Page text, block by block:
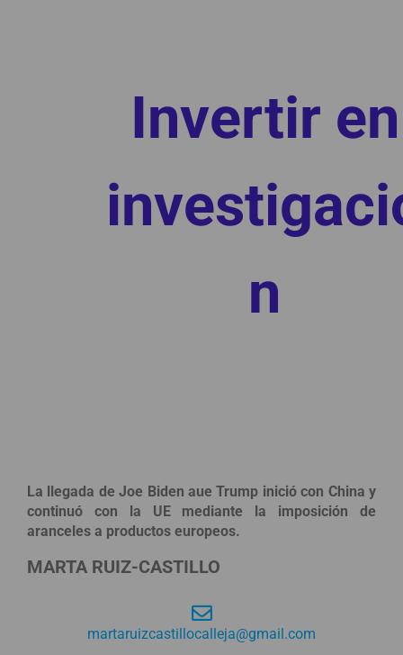
Invertir en
n
La llegada de Joe Biden aue Trump inició con China y
continuó con la UE mediante la imposición de
aranceles a productos europeos.
MARTA RUIZ-CASTILLO
martaruizcastillocalleja@gmail.com